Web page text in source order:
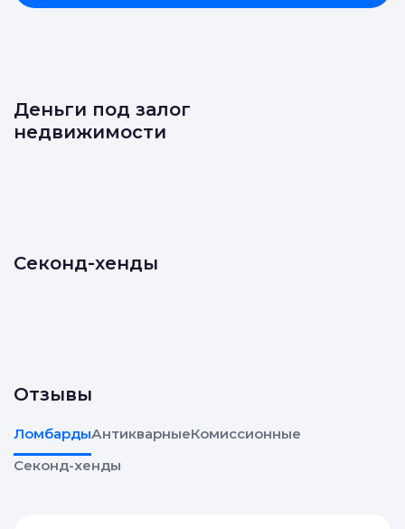
Деньги под залог
недвижимости
Секонд-хенды
Отзывы
ЛомбардыАнтикварныеКомиссионные
Секонд-хенды